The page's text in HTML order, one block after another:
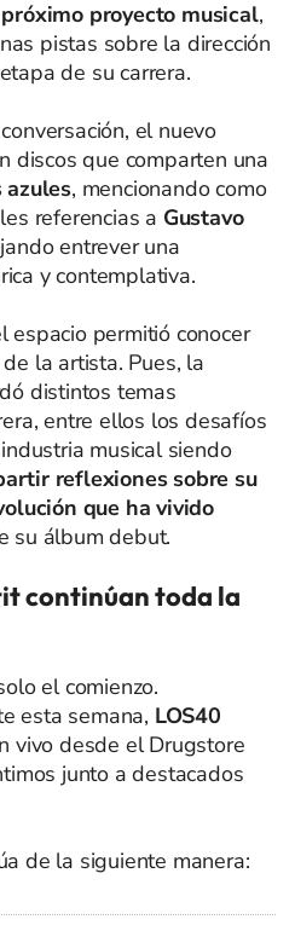
proyecto musical,
pistas sobre la dirección
de su carrera.
el nuevo
discos que comparten una
, mencionando como
referencias a Gustavo
entrever una
y contemplativa.
espacio permitió conocer
la artista. Pues, la
distintos temas
entre ellos los desafíos
musical siendo
reflexiones sobre su
que ha vivido
su álbum debut.
continúan toda la
el comienzo.
esta semana, LOS40
vivo desde el Drugstore
junto a destacados
de la siguiente manera: